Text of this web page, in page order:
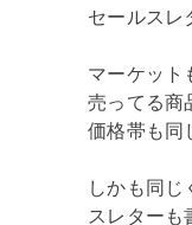
セールスレ
マーケット
売ってる商
価格帯も同
しかも同じ
スレターも